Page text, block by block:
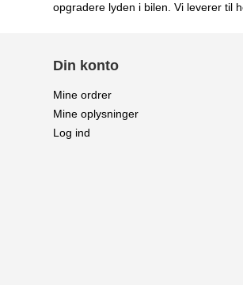
opgradere lyden i bilen. Vi leverer til
Din konto
Mine ordrer
Mine oplysninger
Log ind